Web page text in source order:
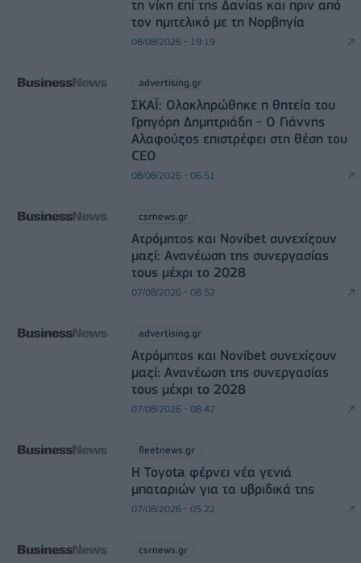
τη νίκη επί της Δανίας και πριν από
τον ημιτελικό με τη Νορβηγία
08/08/2026 - 19:19
advertising.gr
ΣΚΑΪ: Ολοκληρώθηκε η θητεία του
Γρηγόρη Δημητριάδη - Ο Γιάννης
Αλαφούζος επιστρέφει στη θέση του
CEO
08/08/2026 - 06:51
csrnews.gr
Ατρόμητος και Novibet συνεχίζουν
μαζί: Ανανέωση της συνεργασίας
τους μέχρι το 2028
07/08/2026 - 08:52
advertising.gr
Ατρόμητος και Novibet συνεχίζουν
μαζί: Ανανέωση της συνεργασίας
τους μέχρι το 2028
07/08/2026 - 08:47
fleetnews.gr
Η Toyota φέρνει νέα γενιά
μπαταριών για τα υβριδικά της
07/08/2026 - 05:22
csrnews.gr